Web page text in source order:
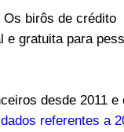
birôs de crédito
e gratuita para
desde 2011 e
referentes a